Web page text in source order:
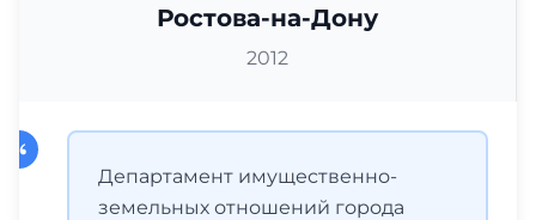
Ростова-на-Дону
2012
Департамент имущественно-
земельных отношений города